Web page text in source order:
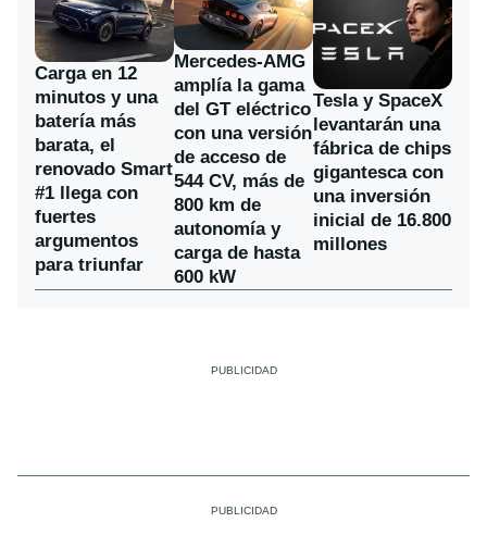
Carga en 12
minutos y una
batería más
barata, el
renovado Smart
#1 llega con
fuertes
argumentos
para triunfar
Mercedes-AMG
amplía la gama
del GT eléctrico
con una versión
de acceso de
544 CV, más de
800 km de
autonomía y
carga de hasta
600 kW
Tesla y SpaceX
levantarán una
fábrica de chips
gigantesca con
una inversión
inicial de 16.800
millones